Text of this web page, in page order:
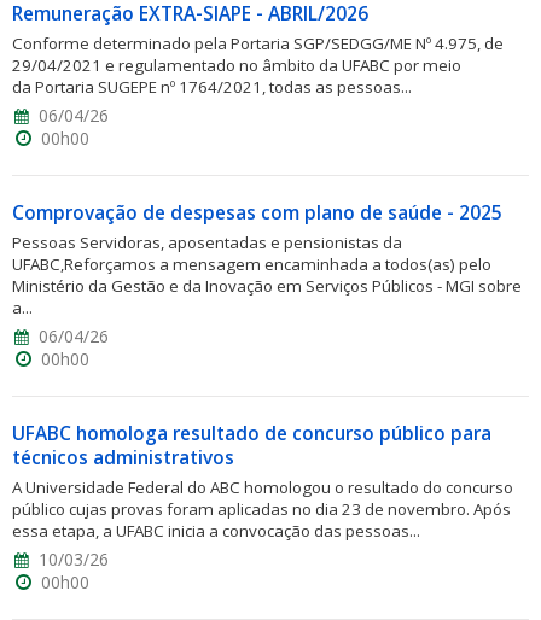
Remuneração EXTRA-SIAPE - ABRIL/2026
Conforme determinado pela Portaria SGP/SEDGG/ME Nº 4.975, de
29/04/2021 e regulamentado no âmbito da UFABC por meio
da Portaria SUGEPE nº 1764/2021, todas as pessoas...
06/04/26
00h00
Comprovação de despesas com plano de saúde - 2025
Pessoas Servidoras, aposentadas e pensionistas da
UFABC,Reforçamos a mensagem encaminhada a todos(as) pelo
Ministério da Gestão e da Inovação em Serviços Públicos - MGI sobre
a...
06/04/26
00h00
UFABC homologa resultado de concurso público para
técnicos administrativos
A Universidade Federal do ABC homologou o resultado do concurso
público cujas provas foram aplicadas no dia 23 de novembro. Após
essa etapa, a UFABC inicia a convocação das pessoas...
10/03/26
00h00